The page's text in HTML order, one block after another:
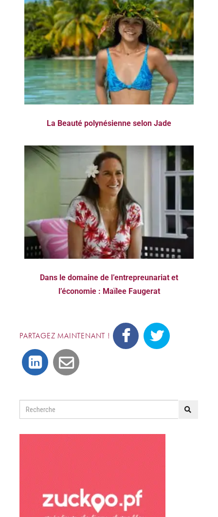
La Beauté polynésienne selon Jade
Dans le domaine de l’entrepreunariat et
l’économie : Maïlee Faugerat
PARTAGEZ MAINTENANT !